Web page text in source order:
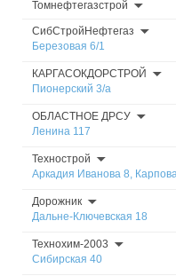
Томнефтегазстрой
СибСтройНефтегаз
Березовая 6/1
КАРГАСОКДОРСТРОЙ
Пионерский 3/а
ОБЛАСТНОЕ ДРСУ
Ленина 117
Технострой
Аркадия Иванова 8,
Дорожник
Дальне-Ключевская 18
Технохим-2003
Сибирская 40